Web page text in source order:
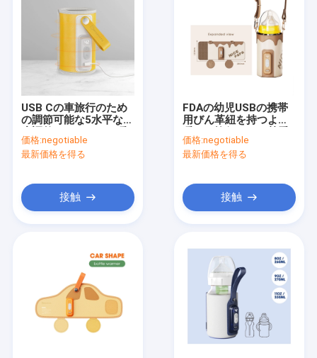
プロダクト
私達について
工場旅行
USB Cの車旅行のため
の調節可能な5水平な温
かいヴェルクロ
価格:negotiable
最新価格を得る
接触
FDAの幼児USBの携帯
用びん革紐を持つより
守
価格:negotiable
最新価格を得る
接触